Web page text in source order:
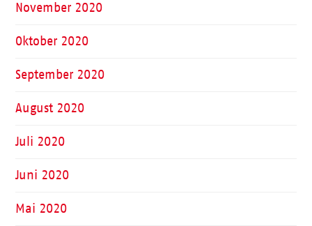
November 2020
Oktober 2020
September 2020
August 2020
Juli 2020
Juni 2020
Mai 2020